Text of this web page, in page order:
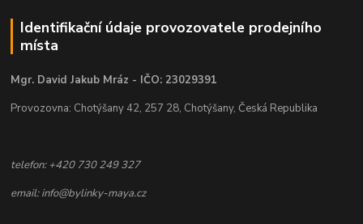
Identifikační údaje provozovatele prodejního
místa
Mgr. David Jakub Mráz - IČO: 23029391
Provozovna: Chotýšany 42, 257 28, Chotýšany, Česká Republika
telefon: +420 730 249 327
email: info@bylinky-maya.cz